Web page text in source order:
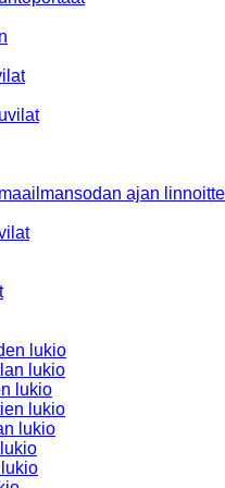
ajan
lukio
lukio
lukio
lukio
lukio